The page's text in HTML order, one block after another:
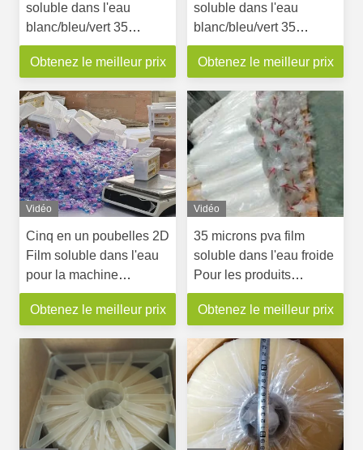
soluble dans l'eau
blanc/bleu/vert 35
microns Pour les blocs
Obtenez le meilleur prix
soluble dans l'eau
blanc/bleu/vert 35
microns Pour les blocs
Obtenez le meilleur prix
Vidéo
Cinq en un poubelles 2D
Film soluble dans l'eau
pour la machine
d'emballage poubelles
de linge
Obtenez le meilleur prix
Vidéo
35 microns pva film
soluble dans l'eau froide
Pour les produits
agrochimiques
Emballage Pesticides
Obtenez le meilleur prix